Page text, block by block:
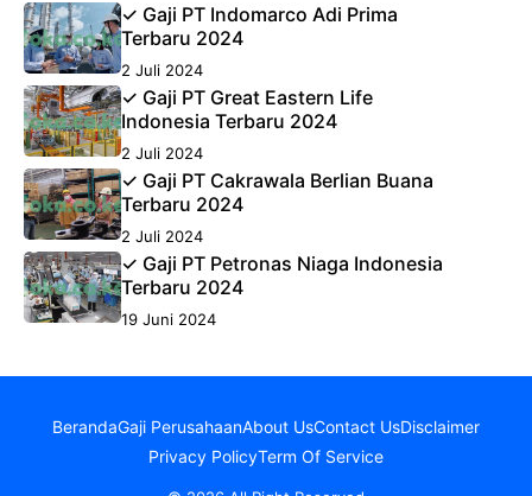
✓ Gaji PT Indomarco Adi Prima
Terbaru 2024
2 Juli 2024
✓ Gaji PT Great Eastern Life
Indonesia Terbaru 2024
2 Juli 2024
✓ Gaji PT Cakrawala Berlian Buana
Terbaru 2024
2 Juli 2024
✓ Gaji PT Petronas Niaga Indonesia
Terbaru 2024
19 Juni 2024
BerandaGaji PerusahaanAbout UsContact UsDisclaimer
Privacy PolicyTerm Of Service